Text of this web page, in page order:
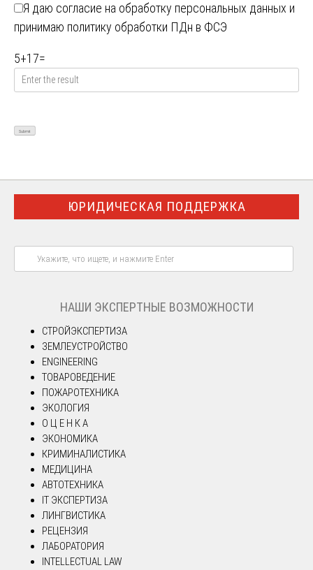
Я даю согласие на обработку персональных данных и
принимаю политику обработки ПДн в ФСЭ
5+17=
ЮРИДИЧЕСКАЯ ПОДДЕРЖКА
НАШИ ЭКСПЕРТНЫЕ ВОЗМОЖНОСТИ
СТРОЙЭКСПЕРТИЗА
ЗЕМЛЕУСТРОЙСТВО
ENGINEERING
ТОВАРОВЕДЕНИЕ
ПОЖАРОТЕХНИКА
ЭКОЛОГИЯ
О Ц Е Н К А
ЭКОНОМИКА
КРИМИНАЛИСТИКА
МЕДИЦИНА
АВТОТЕХНИКА
IT ЭКСПЕРТИЗА
ЛИНГВИСТИКА
РЕЦЕНЗИЯ
ЛАБОРАТОРИЯ
INTELLECTUAL LAW